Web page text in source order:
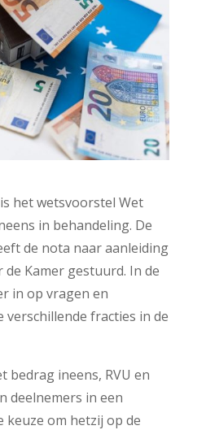
het wetsvoorstel Wet
in behandeling. De
de nota naar aanleiding
Kamer gestuurd. In de
in op vragen en
verschillende fracties in de
bedrag ineens, RVU en
deelnemers in een
keuze om hetzij op de